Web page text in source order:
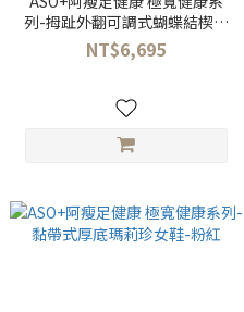
列-拇趾外翻可調式蝴蝶結楔型
女鞋-卡其
NT$6,695